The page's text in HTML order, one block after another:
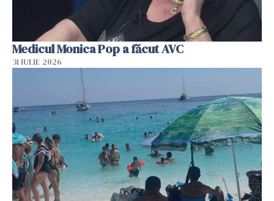
Medicul Monica Pop a făcut AVC
31 IULIE 2026